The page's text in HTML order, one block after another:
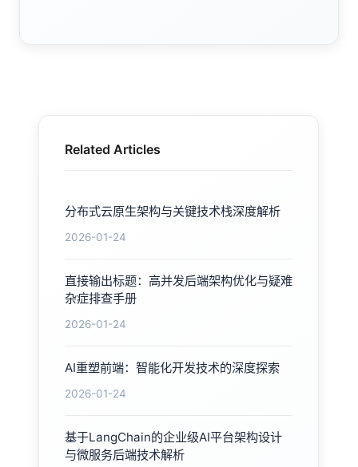
Related Articles
分布式云原生架构与关键技术栈深度解析
2026-01-24
直接输出标题：高并发后端架构优化与疑难
杂症排查手册
2026-01-24
AI重塑前端：智能化开发技术的深度探索
2026-01-24
基于LangChain的企业级AI平台架构设计
与微服务后端技术解析